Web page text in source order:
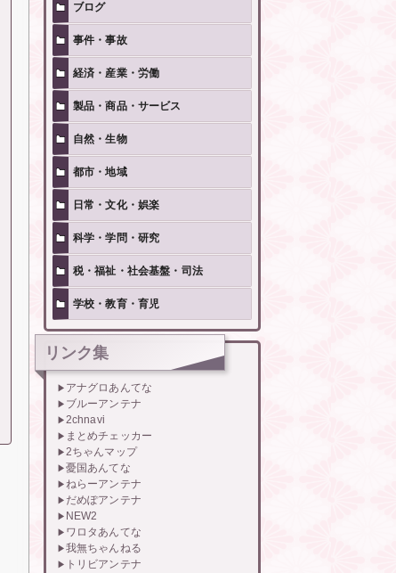
ブログ
事件・事故
経済・産業・労働
製品・商品・サービス
自然・生物
都市・地域
日常・文化・娯楽
科学・学問・研究
税・福祉・社会基盤・司法
学校・教育・育児
リンク集
アナグロあんてな
ブルーアンテナ
2chnavi
まとめチェッカー
2ちゃんマップ
憂国あんてな
ねらーアンテナ
だめぽアンテナ
NEW2
ワロタあんてな
我無ちゃんねる
トリビアンテナ